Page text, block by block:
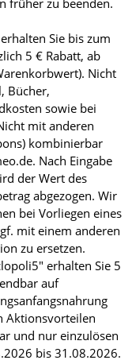
Sie bis zum
5 € Rabatt, ab
Nicht
Bücher,
sowie bei
mit anderen
kombinierbar
Nach Eingabe
der Wert des
abgezogen. Wir
bei Vorliegen eines
mit einem anderen
zu ersetzen.
erhalten Sie 5
auf
Aktionsvorteilen
und nur einzulösen
bis 31.08.2026.